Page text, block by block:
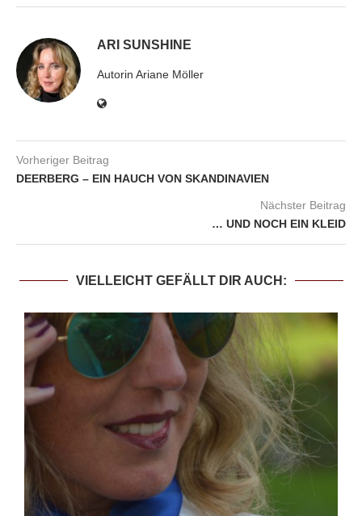
ARI SUNSHINE
Autorin Ariane Möller
Vorheriger Beitrag
DEERBERG – EIN HAUCH VON SKANDINAVIEN
Nächster Beitrag
… UND NOCH EIN KLEID
VIELLEICHT GEFÄLLT DIR AUCH: